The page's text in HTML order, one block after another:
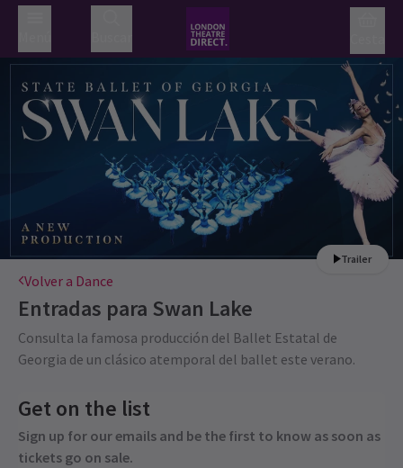
Trailer
Volver a Dance
Entradas para Swan Lake
Consulta la famosa producción del Ballet Estatal de
Georgia de un clásico atemporal del ballet este verano.
Get on the list
Sign up for our emails and be the first to know as soon as
tickets go on sale.